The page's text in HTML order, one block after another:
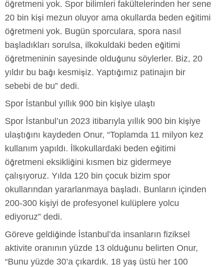
öğretmeni yok. Spor bilimleri fakültelerinden her sene
20 bin kişi mezun oluyor ama okullarda beden eğitimi
öğretmeni yok. Bugün sporculara, spora nasıl
başladıkları sorulsa, ilkokuldaki beden eğitimi
öğretmeninin sayesinde olduğunu söylerler. Biz, 20
yıldır bu bağı kesmişiz. Yaptığımız patinajın bir
sebebi de bu” dedi.
Spor İstanbul yıllık 900 bin kişiye ulaştı
Spor İstanbul’un 2023 itibarıyla yıllık 900 bin kişiye
ulaştığını kaydeden Onur, “Toplamda 11 milyon kez
kullanım yapıldı. İlkokullardaki beden eğitimi
öğretmeni eksikliğini kısmen biz gidermeye
çalışıyoruz. Yılda 120 bin çocuk bizim spor
okullarından yararlanmaya başladı. Bunların içinden
200-300 kişiyi de profesyonel kulüplere yolcu
ediyoruz” dedi.
Göreve geldiğinde İstanbul’da insanların fiziksel
aktivite oranının yüzde 13 olduğunu belirten Onur,
“Bunu yüzde 30’a çıkardık. 18 yaş üstü her 100